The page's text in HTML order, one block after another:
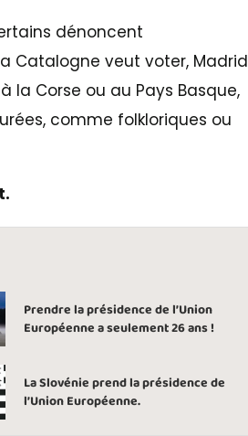
dénoncent
Catalogne veut voter, Madrid
la Corse ou au Pays Basque,
comme folkloriques ou
Prendre la présidence de l’Union
Européenne a seulement 26 ans !
La Slovénie prend la présidence de
l’Union Européenne.